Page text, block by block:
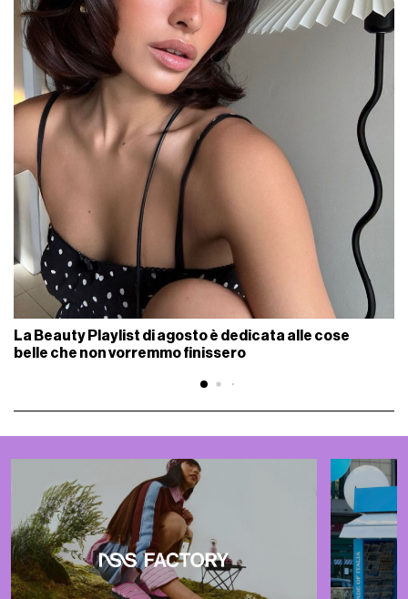
La Beauty Playlist di agosto è dedicata alle cose
belle che non vorremmo finissero